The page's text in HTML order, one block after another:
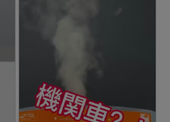
急時に すぐ取り出せる場
間にかクローゼットの奥
の方に 移動してしまって
ました…😵 そんな方にオ